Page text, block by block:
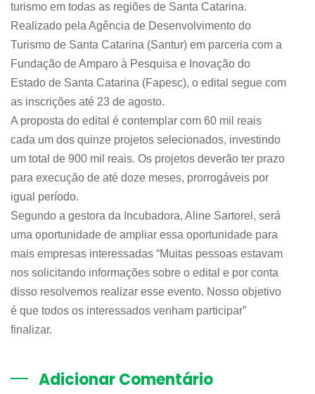
turismo em todas as regiões de Santa Catarina.
Realizado pela Agência de Desenvolvimento do
Turismo de Santa Catarina (Santur) em parceria com a
Fundação de Amparo à Pesquisa e Inovação do
Estado de Santa Catarina (Fapesc), o edital segue com
as inscrições até 23 de agosto.
A proposta do edital é contemplar com 60 mil reais
cada um dos quinze projetos selecionados, investindo
um total de 900 mil reais. Os projetos deverão ter prazo
para execução de até doze meses, prorrogáveis por
igual período.
Segundo a gestora da Incubadora, Aline Sartorel, será
uma oportunidade de ampliar essa oportunidade para
mais empresas interessadas “Muitas pessoas estavam
nos solicitando informações sobre o edital e por conta
disso resolvemos realizar esse evento. Nosso objetivo
é que todos os interessados venham participar”
finalizar.
Adicionar Comentário